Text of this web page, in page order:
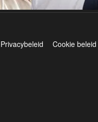
Privacybeleid Cookie beleid